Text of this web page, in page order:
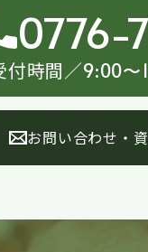
0776-
付時間／9:00〜
お問い合わせ・